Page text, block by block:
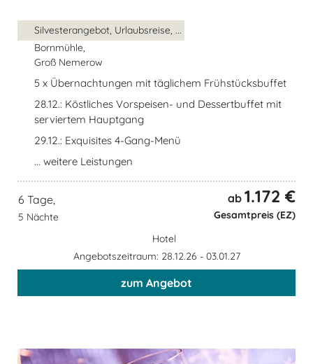
Silvesterangebot, Urlaubsreise, ...
Bornmühle,
Groß Nemerow
5 x Übernachtungen mit täglichem Frühstücksbuffet
28.12.: Köstliches Vorspeisen- und Dessertbuffet mit
serviertem Hauptgang
29.12.: Exquisites 4-Gang-Menü
... weitere Leistungen
6 Tage,
5 Nächte
ab 1.172 €
Gesamtpreis (EZ)
Hotel
Angebotszeitraum: 28.12.26 - 03.01.27
zum Angebot